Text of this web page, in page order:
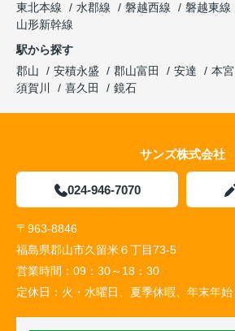
東北本線
水郡線 磐越西線 磐越東線
山形新幹線
駅から探す
郡山
安積永盛 郡山富田 安達 本宮
須賀川
喜久田 鏡石
サンズ株式会社
024-946-7070
〒963-8846
福島県郡山市久留米６丁目73-5
営業時間： 09：30～18：30
定休日： 火・水曜日、夏季休暇、年末年始